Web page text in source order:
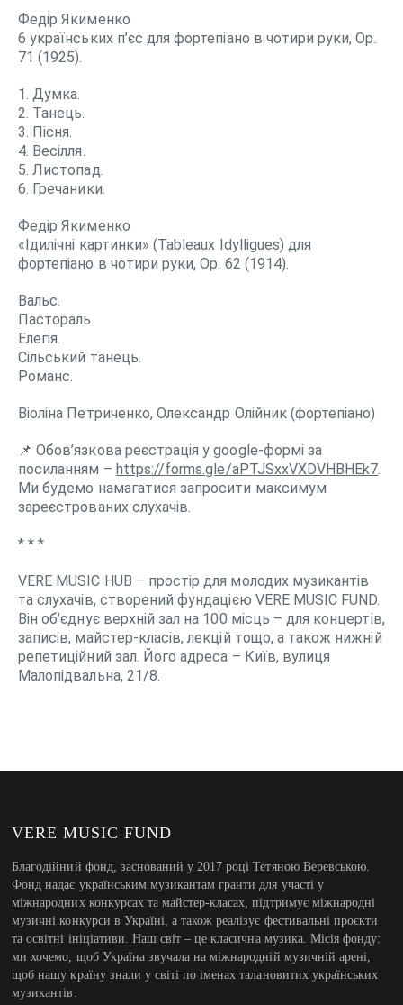
Федір Якименко
6 українських п’єс для фортепіано в чотири руки, Op.
71 (1925).
1. Думка.
2. Танець.
3. Пісня.
4. Весілля.
5. Листопад.
6. Гречаники.
Федір Якименко
«Ідилічні картинки» (Tableaux Idylligues) для
фортепіано в чотири руки, Op. 62 (1914).
Вальс.
Пастораль.
Елегія.
Сільський танець.
Романс.
Віоліна Петриченко, Олександр Олійник (фортепіано)
📌 Обов’язкова реєстрація у google-формі за
посиланням – https://forms.gle/aPTJSxxVXDVHBHEk7.
Ми будемо намагатися запросити максимум
зареєстрованих слухачів.
* * *
VERE MUSIC HUB – простір для молодих музикантів
та слухачів, створений фундацією VERE MUSIC FUND.
Він об’єднує верхній зал на 100 місць – для концертів,
записів, майстер-класів, лекцій тощо, а також нижній
репетиційний зал. Його адреса – Київ, вулиця
Малопідвальна, 21/8.
VERE MUSIC FUND
Благодійний фонд, заснований у 2017 році Тетяною Веревською.
Фонд надає українським музикантам гранти для участі у
міжнародних конкурсах та майстер-класах, підтримує міжнародні
музичні конкурси в Україні, а також реалізує фестивальні проєкти
та освітні ініціативи. Наш світ – це класична музика. Місія фонду:
ми хочемо, щоб Україна звучала на міжнародній музичній арені,
щоб нашу країну знали у світі по іменах талановитих українських
музикантів.